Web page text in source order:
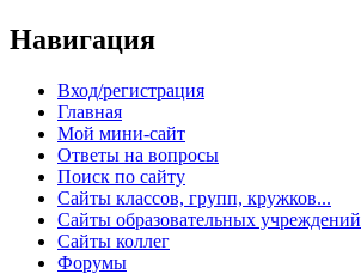
Навигация
Вход/регистрация
Главная
Мой мини-сайт
Ответы на вопросы
Поиск по сайту
Сайты классов, групп, кружков...
Сайты образовательных учреждений
Сайты коллег
Форумы